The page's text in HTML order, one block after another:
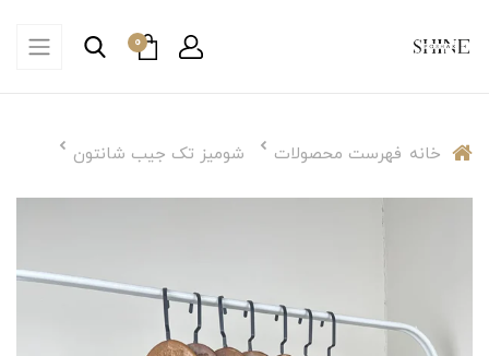
0
خانه فهرست محصولات شومیز تک جیب شانتون